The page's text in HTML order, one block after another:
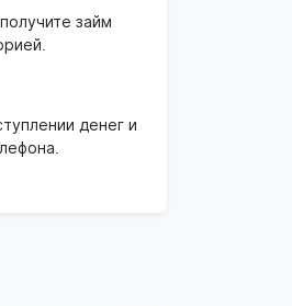
займ
денег и